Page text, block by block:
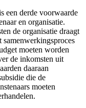
een derde voorwaarde
en organisatie.
de organisatie draagt
samenwerkingsproces
moeten worden
de inkomsten uit
daaraan
die de
moeten